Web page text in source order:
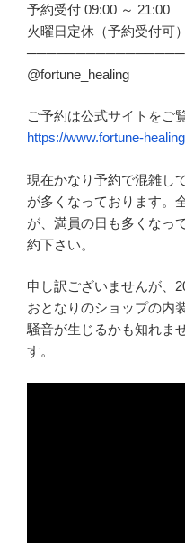
予約受付 09:00 ～ 21:00
火曜日定休（予約受付可）
@fortune_healing
ご予約は公式サイトをご
https://www.fortune-
現在かなり予約で混雑し
が多くなっております。
が、満員の日も多くなっ
約下さい。
申し訳ございませんが、
おとなりのショップの内
騒音が生じるかも知れま
す。